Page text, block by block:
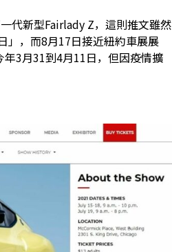
代新型Fairlady Z，這則推文雖然
」，而8月17日接近紐約車展展
3月31到4月11日，但因疫情擴